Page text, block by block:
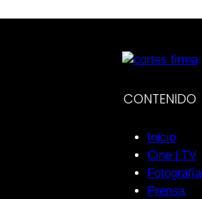
CONTENIDO
Inicio
Cine | TV
Fotografía
Prensa